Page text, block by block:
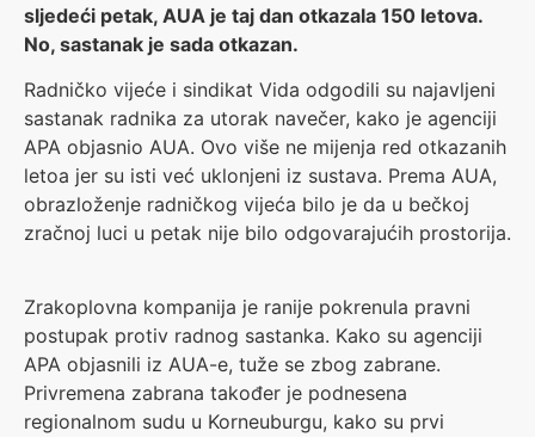
sljedeći petak, AUA je taj dan otkazala 150 letova.
No, sastanak je sada otkazan.
Radničko vijeće i sindikat Vida odgodili su najavljeni
sastanak radnika za utorak navečer, kako je agenciji
APA objasnio AUA. Ovo više ne mijenja red otkazanih
letoa jer su isti već uklonjeni iz sustava. Prema AUA,
obrazloženje radničkog vijeća bilo je da u bečkoj
zračnoj luci u petak nije bilo odgovarajućih prostorija.
Zrakoplovna kompanija je ranije pokrenula pravni
postupak protiv radnog sastanka. Kako su agenciji
APA objasnili iz AUA-e, tuže se zbog zabrane.
Privremena zabrana također je podnesena
regionalnom sudu u Korneuburgu, kako su prvi